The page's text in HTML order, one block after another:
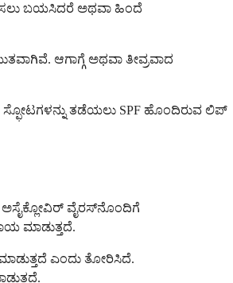
ಬಯಸಿದರೆ ಅಥವಾ ಹಿಂದೆ
ಆಗಾಗ್ಗೆ ಅಥವಾ ತೀವ್ರವಾದ
ತಡೆಯಲು SPF ಹೊಂದಿರುವ ಲಿಪ್
ವೈರಸ್‌ನೊಂದಿಗೆ
ಮಾಡುತ್ತದೆ.
ಎಂದು ತೋರಿಸಿದೆ.